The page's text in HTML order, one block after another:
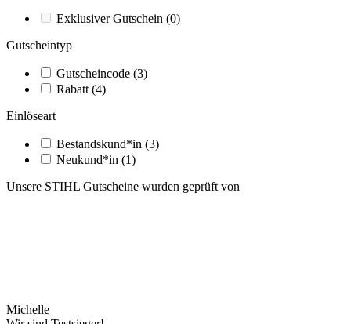
Exklusiver Gutschein (0)
Gutscheintyp
Gutscheincode (3)
Rabatt (4)
Einlöseart
Bestandskund*in (3)
Neukund*in (1)
Unsere STIHL Gutscheine wurden geprüft von
Michelle